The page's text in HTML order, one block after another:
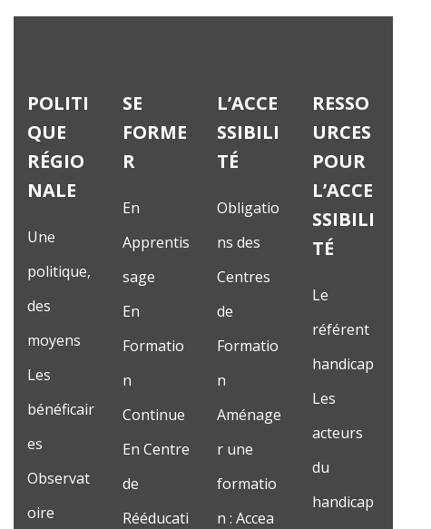
POLITI
QUE
RÉGIO
NALE
Une
politique,
des
moyens
Les
bénéficair
es
Observat
oire
SE
FORME
R
En
Apprentis
sage
En
Formatio
n
Continue
En Centre
de
Rééducati
L’ACCE
SSIBILI
TÉ
Obligatio
ns des
Centres
de
Formatio
n
Aménage
r une
formatio
n : Accea
RESSO
URCES
POUR
L’ACCE
SSIBILI
TÉ
Le
référent
handicap
Les
acteurs
du
handicap